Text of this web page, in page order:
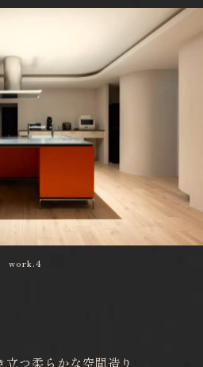
work.4
立つ柔らかな空間造り